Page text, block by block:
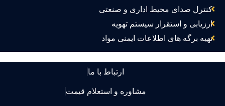
کنترل صدای محیط اداری و صنعتی
ارزیابی و استقرار سیستم تهویه
تهیه برگه های اطلاعات ایمنی مواد
ارتباط با ما
مشاوره و استعلام قیمت